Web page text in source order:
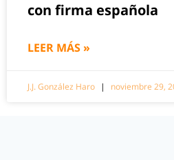
con firma española
LEER MÁS »
J.J. González Haro noviembre 29,